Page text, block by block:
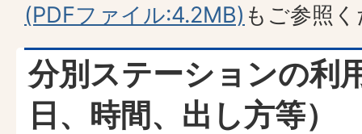
(PDFファイル:4.2MB) もご参照
分別ステーションの利
日、時間、出し方等）